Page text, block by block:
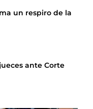
un respiro de la
ante Corte